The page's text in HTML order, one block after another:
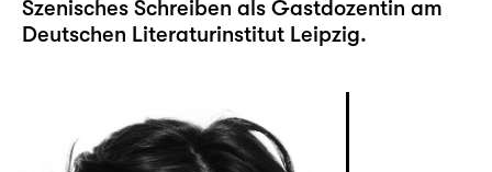
Szenisches Schreiben als Gastdozentin am
Deutschen Literaturinstitut Leipzig.